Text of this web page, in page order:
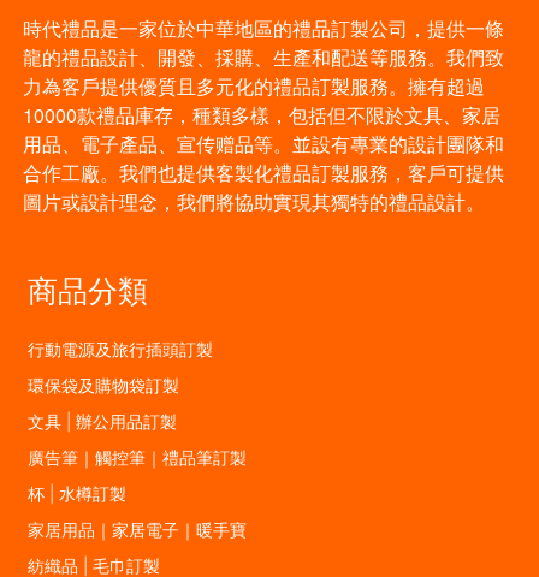
時代禮品是一家位於中華地區的禮品訂製公司，提供一條
龍的禮品設計、開發、採購、生產和配送等服務。我們致
力為客戶提供優質且多元化的禮品訂製服務。擁有超過
10000款禮品庫存，種類多樣，包括但不限於文具、家居
用品、電子產品、宣传赠品等。並設有專業的設計團隊和
合作工廠。我們也提供客製化禮品訂製服務，客戶可提供
圖片或設計理念，我們將協助實現其獨特的禮品設計。
商品分類
行動電源及旅行插頭訂製
環保袋及購物袋訂製
文具 | 辦公用品訂製
廣告筆｜觸控筆｜禮品筆訂製
杯 | 水樽訂製
家居用品｜家居電子｜暖手寶
紡織品 | 毛巾訂製